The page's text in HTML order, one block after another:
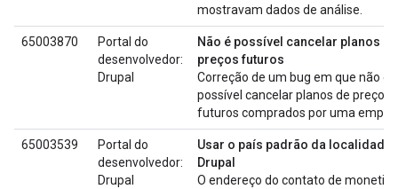
mostravam dados de análise.
65003870
Portal do
desenvolvedor:
Drupal
Não é possível cancelar planos de
preços futuros
Correção de um bug em que não
possível cancelar planos de preços
futuros comprados por uma
65003539
Portal do
desenvolvedor:
Drupal
Usar o país padrão da localidade
Drupal
O endereço do contato de